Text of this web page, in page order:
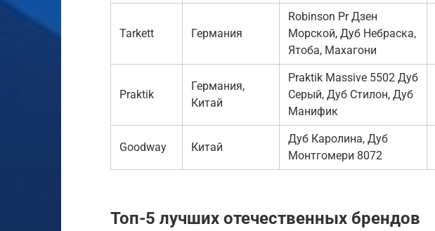
Tarkett Германия
Robinson Pr Дзен
Морской, Дуб Небраска,
Ятоба, Махагони
Praktik
Германия,
Китай
Praktik Massive 5502 Дуб
Серый, Дуб Стилон, Дуб
Манифик
Goodway Китай
Дуб Каролина, Дуб
Монтгомери 8072
Топ-5 лучших отечественных брендов